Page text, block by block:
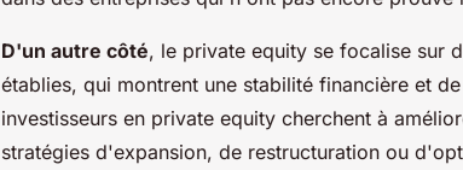
D'un autre côté, le private equity se focalise sur
établies, qui montrent une stabilité financière et
investisseurs en private equity cherchent à
stratégies d'expansion, de restructuration ou